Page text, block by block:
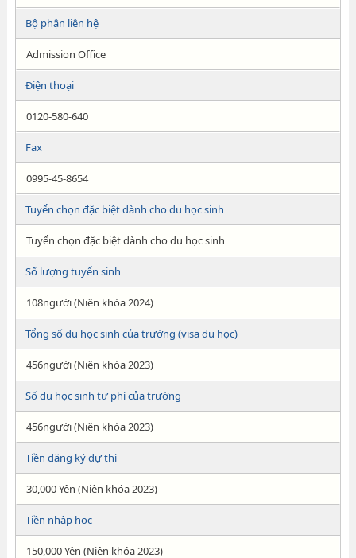
Bộ phận liên hệ
Admission Office
Điện thoại
0120-580-640
Fax
0995-45-8654
Tuyển chọn đặc biệt dành cho du học sinh
Tuyển chọn đặc biệt dành cho du học sinh
Số lượng tuyển sinh
108người (Niên khóa 2024)
Tổng số du học sinh của trường (visa du học)
456người (Niên khóa 2023)
Số du học sinh tư phí của trường
456người (Niên khóa 2023)
Tiền đăng ký dự thi
30,000 Yên (Niên khóa 2023)
Tiền nhập học
150,000 Yên (Niên khóa 2023)